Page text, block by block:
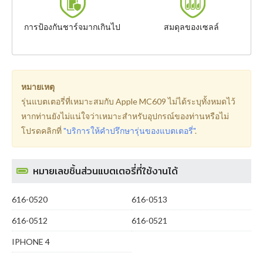
การป้องกันชาร์จมากเกินไป สมดุลของเซลล์
หมายเหตุ
รุ่นแบตเตอรี่ที่เหมาะสมกับ Apple MC609 ไม่ได้ระบุทั้งหมดไว้
หากท่านยังไม่แน่ใจว่าเหมาะสำหรับอุปกรณ์ของท่านหรือไม่
โปรดคลิกที่"บริการให้คำปรึกษารุ่นของแบตเตอรี่".
หมายเลขชิ้นส่วนแบตเตอรี่ที่ใช้งานได้
616-0520 616-0513
616-0512 616-0521
IPHONE 4